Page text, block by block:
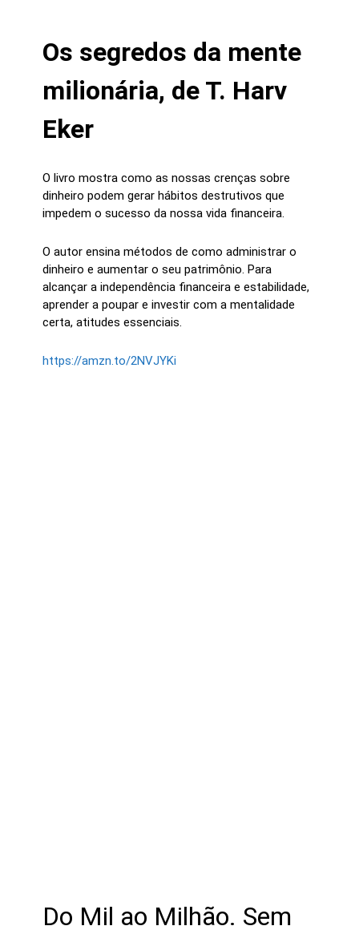
Os segredos da mente
milionária, de T. Harv
Eker
O livro mostra como as nossas crenças sobre
dinheiro podem gerar hábitos destrutivos que
impedem o sucesso da nossa vida financeira.
O autor ensina métodos de como administrar o
dinheiro e aumentar o seu patrimônio. Para
alcançar a independência financeira e estabilidade,
aprender a poupar e investir com a mentalidade
certa, atitudes essenciais.
https://amzn.to/2NVJYKi
Do Mil ao Milhão. Sem